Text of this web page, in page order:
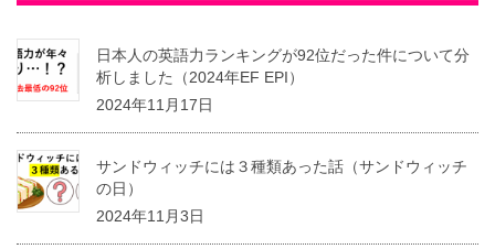
日本人の英語力ランキングが92位だった件について分
析しました（2024年EF EPI）
2024年11月17日
サンドウィッチには３種類あった話（サンドウィッチ
の日）
2024年11月3日